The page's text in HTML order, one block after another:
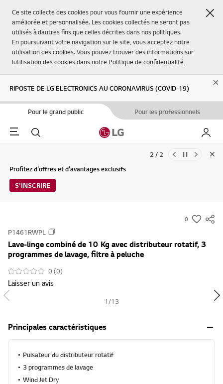
Ce site collecte des cookies pour vous fournir une expérience
améliorée et personnalisée. Les cookies collectés ne seront pas
utilisés à dautres fins que celles décrites dans nos politiques.
En poursuivant votre navigation sur le site, vous acceptez notre
utilisation des cookies. Vous pouvez trouver des informations sur
lutilisation des cookies dans notre Politique de confidentialité
RIPOSTE DE LG ELECTRONICS AU CORONAVIRUS (COVID-19)
Pour le grand public Pour les professionnels
Menu Rechercher Mon
Mises à jour des Conditions d'utilisation du Service et de la Politique
de confidentialité de LG Electronics (29/04/2026)
Profitez d'offres et d'avantages exclusifs
S'INSCRIRE
2 / 2
0
s
m
P1461RWPL
Lave-linge combiné de 10 Kg avec distributeur rotatif, 3
programmes de lavage, filtre à peluche
0 (0)
Laisser un avis
1 /13
Principales caractéristiques
Pulsateur du distributeur rotatif
3 programmes de lavage
Wind Jet Dry